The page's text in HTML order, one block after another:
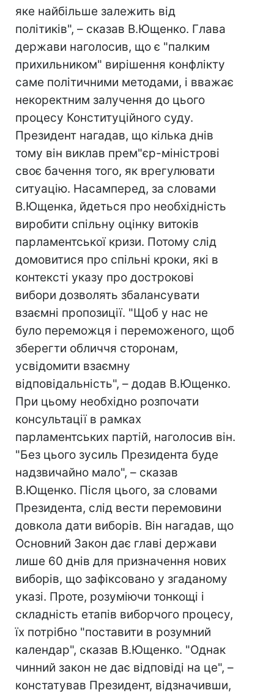
яке найбільше залежить від
політиків", – сказав В.Ющенко. Глава
держави наголосив, що є "палким
прихильником" вирішення конфлікту
саме політичними методами, і вважає
некоректним залучення до цього
процесу Конституційного суду.
Президент нагадав, що кілька днів
тому він виклав прем"єр-міністрові
своє бачення того, як врегулювати
ситуацію. Насамперед, за словами
В.Ющенка, йдеться про необхідність
виробити спільну оцінку витоків
парламентської кризи. Потому слід
домовитися про спільні кроки, які в
контексті указу про дострокові
вибори дозволять збалансувати
взаємні пропозиції. "Щоб у нас не
було переможця і переможеного, щоб
зберегти обличчя сторонам,
усвідомити взаємну
відповідальність", – додав В.Ющенко.
При цьому необхідно розпочати
консультації в рамках
парламентських партій, наголосив він.
"Без цього зусиль Президента буде
надзвичайно мало", – сказав
В.Ющенко. Після цього, за словами
Президента, слід вести перемовини
довкола дати виборів. Він нагадав, що
Основний Закон дає главі держави
лише 60 днів для призначення нових
виборів, що зафіксовано у згаданому
указі. Проте, розуміючи тонкощі і
складність етапів виборчого процесу,
їх потрібно "поставити в розумний
календар", сказав В.Ющенко. "Однак
чинний закон не дає відповіді на це", –
констатував Президент, відзначивши,